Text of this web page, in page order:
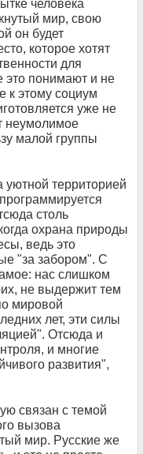
человека
мир, свою
он будет
которое хотят
для
это понимают и не
к этому социум
уже не
неумолимое
малой группы
уютной территорией
столь
охрана природы
ведь это
"за забором". С
нас слишком
не выдержит тем
мировой
лет, эти силы
Отсюда и
и многие
развития",
связан с темой
вызова
мир. Русские же